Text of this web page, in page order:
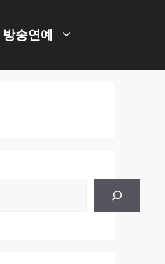
방송연예